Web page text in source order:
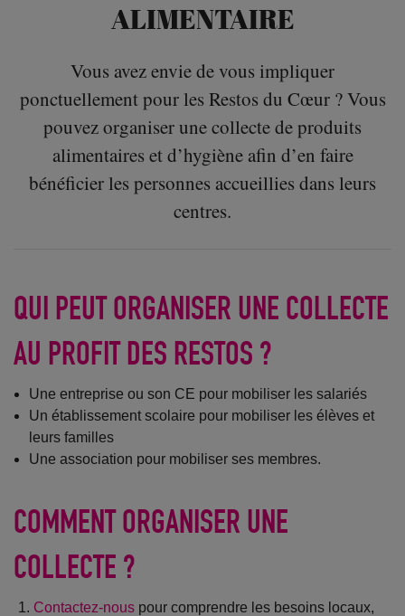
ALIMENTAIRE
Vous avez envie de vous impliquer
ponctuellement pour les Restos du Cœur ? Vous
pouvez organiser une collecte de produits
alimentaires et d’hygiène afin d’en faire
bénéficier les personnes accueillies dans leurs
centres.
QUI PEUT ORGANISER UNE COLLECTE
AU PROFIT DES RESTOS ?
Une entreprise ou son CE pour mobiliser les salariés
Un établissement scolaire pour mobiliser les élèves et
leurs familles
Une association pour mobiliser ses membres.
COMMENT ORGANISER UNE
COLLECTE ?
Contactez-nous pour comprendre les besoins locaux,